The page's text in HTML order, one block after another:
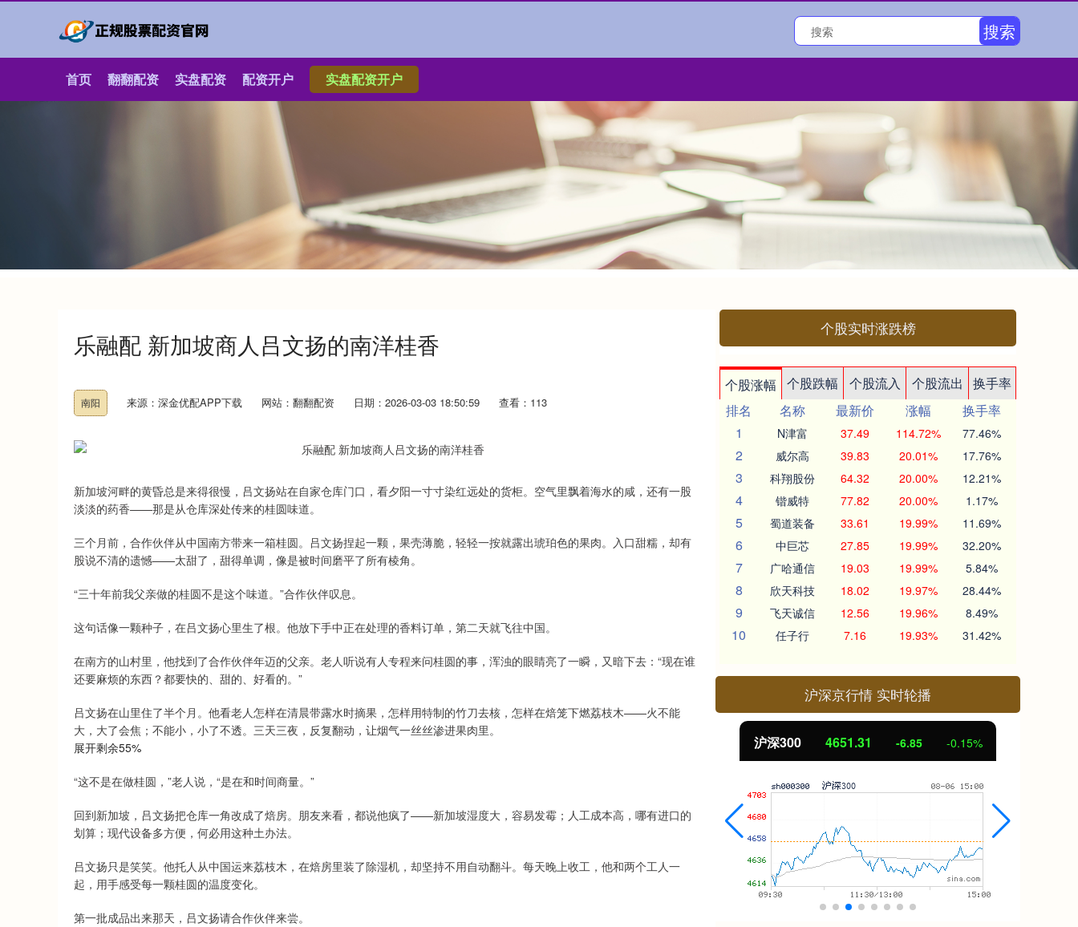
搜索
首页 翻翻配资 实盘配资 配资开户 实盘配资开户
乐融配 新加坡商人吕文扬的南洋桂香
南阳 来源：深金优配APP下载 网站：翻翻配资 日期：2026-03-03 18:50:59 查看：113
新加坡河畔的黄昏总是来得很慢，吕文扬站在自家仓库门口，看夕阳一寸寸染红远处的货柜。空气里飘着海水的咸，还有一股
淡淡的药香——那是从仓库深处传来的桂圆味道。
三个月前，合作伙伴从中国南方带来一箱桂圆。吕文扬捏起一颗，果壳薄脆，轻轻一按就露出琥珀色的果肉。入口甜糯，却有
股说不清的遗憾——太甜了，甜得单调，像是被时间磨平了所有棱角。
“三十年前我父亲做的桂圆不是这个味道。”合作伙伴叹息。
这句话像一颗种子，在吕文扬心里生了根。他放下手中正在处理的香料订单，第二天就飞往中国。
在南方的山村里，他找到了合作伙伴年迈的父亲。老人听说有人专程来问桂圆的事，浑浊的眼睛亮了一瞬，又暗下去：“现在谁
还要麻烦的东西？都要快的、甜的、好看的。”
吕文扬在山里住了半个月。他看老人怎样在清晨带露水时摘果，怎样用特制的竹刀去核，怎样在焙笼下燃荔枝木——火不能
大，大了会焦；不能小，小了不透。三天三夜，反复翻动，让烟气一丝丝渗进果肉里。
展开剩余55%
“这不是在做桂圆，”老人说，“是在和时间商量。”
回到新加坡，吕文扬把仓库一角改成了焙房。朋友来看，都说他疯了——新加坡湿度大，容易发霉；人工成本高，哪有进口的
划算；现代设备多方便，何必用这种土办法。
吕文扬只是笑笑。他托人从中国运来荔枝木，在焙房里装了除湿机，却坚持不用自动翻斗。每天晚上收工，他和两个工人一
起，用手感受每一颗桂圆的温度变化。
第一批成品出来那天，吕文扬请合作伙伴来尝。
个股实时涨跌榜
个股涨幅 个股跌幅 个股流入 个股流出
换手率
排名
名称 最新价 涨幅
换手率
1
N津富 37.49 114.72% 77.46%
2 威尔高 39.83 20.01% 17.76%
3 科翔股份 64.32 20.00% 12.21%
4 锴威特 77.82 20.00% 1.17%
5 蜀道装备 33.61 19.99% 11.69%
6 中巨芯 27.85 19.99% 32.20%
7 广哈通信 19.03 19.99% 5.84%
8 欣天科技 18.02 19.97% 28.44%
9 飞天诚信 12.56 19.96% 8.49%
10 任子行 7.16 19.93% 31.42%
沪深京行情 实时轮播
深证成指 14110.12 沪深300 北证50 1122.88 3.42 0.30%